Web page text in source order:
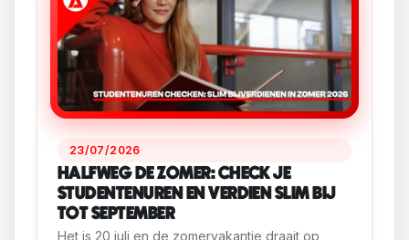
23/07/2026
HALFWEG DE ZOMER: CHECK JE
STUDENTENUREN EN VERDIEN SLIM BIJ
TOT SEPTEMBER
Het is 20 juli en de zomervakantie draait op